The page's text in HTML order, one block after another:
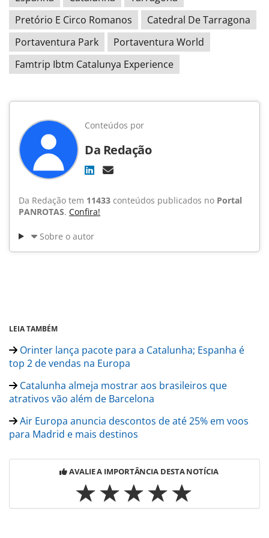
Pretório E Circo Romanos
Catedral De Tarragona
Portaventura Park
Portaventura World
Famtrip Ibtm Catalunya Experience
Conteúdos por
Da Redação
Da Redação tem 11433 conteúdos publicados no Portal
PANROTAS. Confira!
Sobre o autor
LEIA TAMBÉM
Orinter lança pacote para a Catalunha; Espanha é
top 2 de vendas na Europa
Catalunha almeja mostrar aos brasileiros que
atrativos vão além de Barcelona
Air Europa anuncia descontos de até 25% em voos
para Madrid e mais destinos
AVALIE A IMPORTÂNCIA DESTA NOTÍCIA